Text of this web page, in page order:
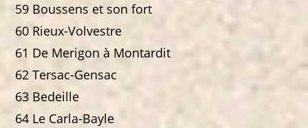
59 Boussens et son fort
60 Rieux-Volvestre
61 De Merigon à Montardit
62 Tersac-Gensac
63 Bedeille
64 Le Carla-Bayle